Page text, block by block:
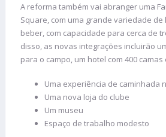
A reforma também vai abranger uma
Square, com uma grande variedade de
beber, com capacidade para cerca de
disso, as novas integrações incluirão
para o campo, um hotel com 400 camas
Uma experiência de caminhada
Uma nova loja do clube
Um museu
Espaço de trabalho modesto